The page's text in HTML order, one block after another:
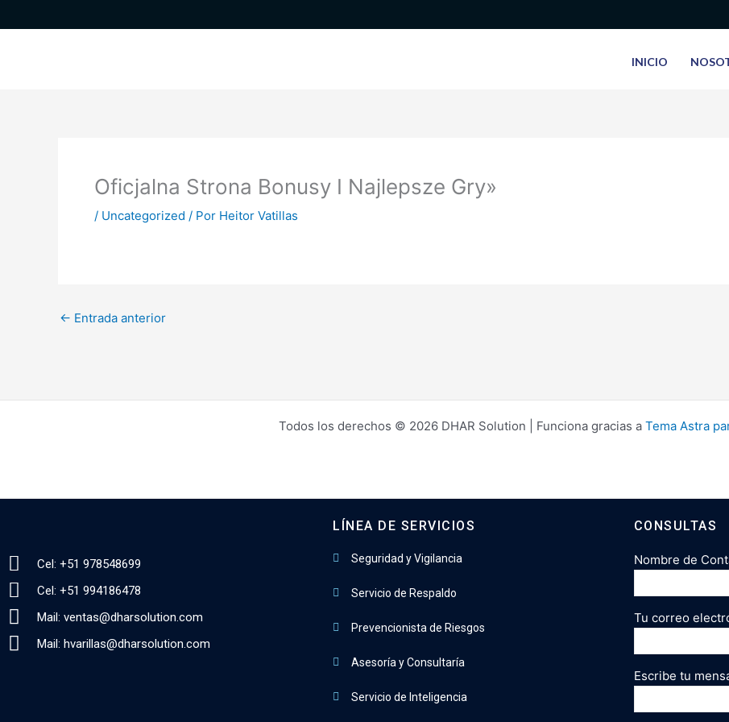
al
INICIO
Oficjalna Strona Bonusy I Najlepsze Gry»
/ Uncategorized / Por Heitor Vatillas
← Entrada anterior
Todos los derechos © 2026 DHAR Solution | Funciona gracias a Tema Astra
Cel: +51 978548699
Cel: +51 994186478
Mail: ventas@dharsolution.com
Mail: hvarillas@dharsolution.com
LÍNEA DE SERVICIOS
Seguridad y Vigilancia
Servicio de Respaldo
Prevencionista de Riesgos
Asesoría y Consultaría
Servicio de Inteligencia
CONSULTAS
Nombre de
Tu correo
Escribe tu